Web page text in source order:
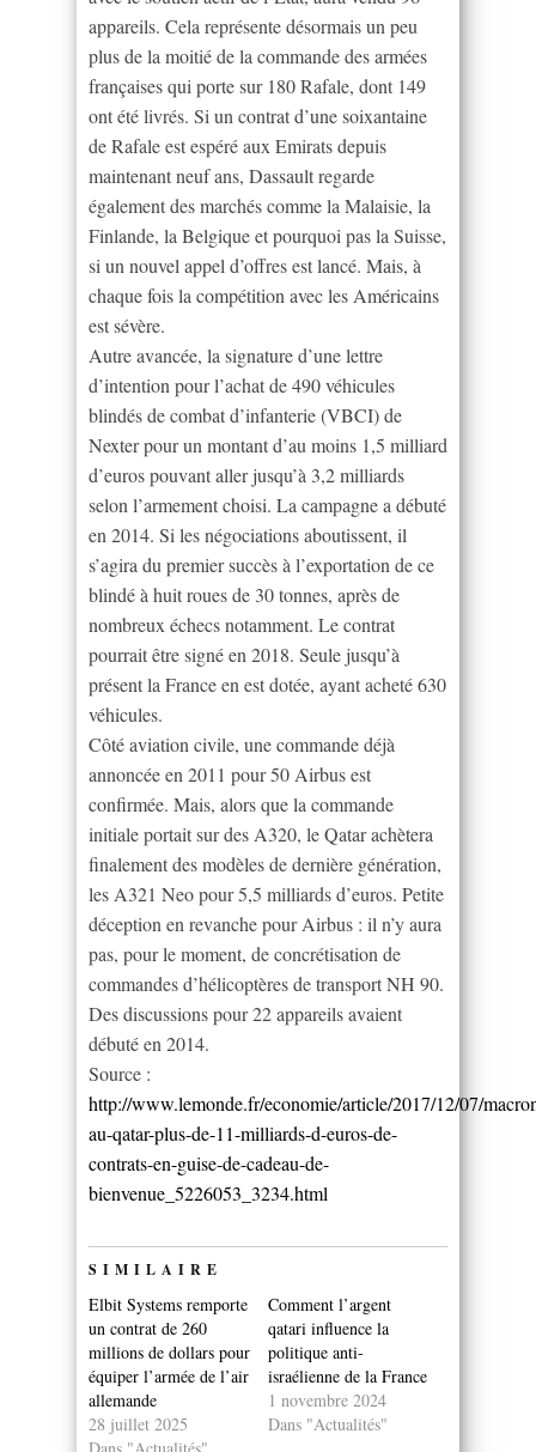
appareils. Cela représente désormais un peu
plus de la moitié de la commande des armées
françaises qui porte sur 180 Rafale, dont 149
ont été livrés. Si un contrat d’une soixantaine
de Rafale est espéré aux Emirats depuis
maintenant neuf ans, Dassault regarde
également des marchés comme la Malaisie, la
Finlande, la Belgique et pourquoi pas la Suisse,
si un nouvel appel d’offres est lancé. Mais, à
chaque fois la compétition avec les Américains
est sévère.
Autre avancée, la signature d’une lettre
d’intention pour l’achat de 490 véhicules
blindés de combat d’infanterie (VBCI) de
Nexter pour un montant d’au moins 1,5 milliard
d’euros pouvant aller jusqu’à 3,2 milliards
selon l’armement choisi. La campagne a débuté
en 2014. Si les négociations aboutissent, il
s’agira du premier succès à l’exportation de ce
blindé à huit roues de 30 tonnes, après de
nombreux échecs notamment. Le contrat
pourrait être signé en 2018. Seule jusqu’à
présent la France en est dotée, ayant acheté 630
véhicules.
Côté aviation civile, une commande déjà
annoncée en 2011 pour 50 Airbus est
confirmée. Mais, alors que la commande
initiale portait sur des A320, le Qatar achètera
finalement des modèles de dernière génération,
les A321 Neo pour 5,5 milliards d’euros. Petite
déception en revanche pour Airbus : il n’y aura
pas, pour le moment, de concrétisation de
commandes d’hélicoptères de transport NH 90.
Des discussions pour 22 appareils avaient
débuté en 2014.
Source :
http://www.lemonde.fr/economie/article/2017/12/07/
au-qatar-plus-de-11-milliards-d-euros-de-
contrats-en-guise-de-cadeau-de-
bienvenue_5226053_3234.html
SIMILAIRE
Elbit Systems remporte
un contrat de 260
millions de dollars pour
équiper l’armée de l’air
allemande
28 juillet 2025
Comment l’argent
qatari influence la
politique anti-
israélienne de la France
1 novembre 2024
Dans "Actualités"